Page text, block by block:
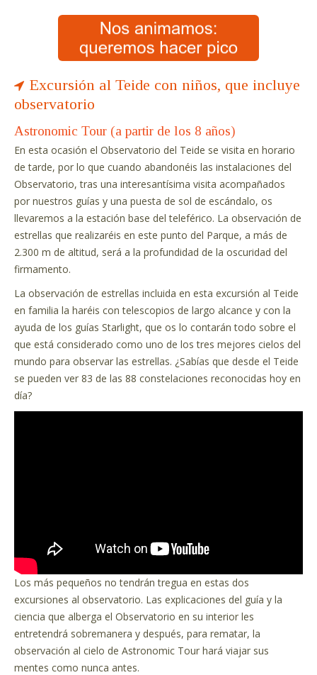
Excursión al Teide con niños, que incluye
observatorio
Astronomic Tour (a partir de los 8 años)
En esta ocasión el Observatorio del Teide se visita en horario
de tarde, por lo que cuando abandonéis las instalaciones del
Observatorio, tras una interesantísima visita acompañados
por nuestros guías y una puesta de sol de escándalo, os
llevaremos a la estación base del teleférico. La observación de
estrellas que realizaréis en este punto del Parque, a más de
2.300 m de altitud, será a la profundidad de la oscuridad del
firmamento.
La observación de estrellas incluida en esta excursión al Teide
en familia la haréis con telescopios de largo alcance y con la
ayuda de los guías Starlight, que os lo contarán todo sobre el
que está considerado como uno de los tres mejores cielos del
mundo para observar las estrellas. ¿Sabías que desde el Teide
se pueden ver 83 de las 88 constelaciones reconocidas hoy en
día?
Los más pequeños no tendrán tregua en estas dos
excursiones al observatorio. Las explicaciones del guía y la
ciencia que alberga el Observatorio en su interior les
entretendrá sobremanera y después, para rematar, la
observación al cielo de Astronomic Tour hará viajar sus
mentes como nunca antes.